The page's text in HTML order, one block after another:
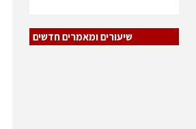
שיעורים ומאמרים חדשים